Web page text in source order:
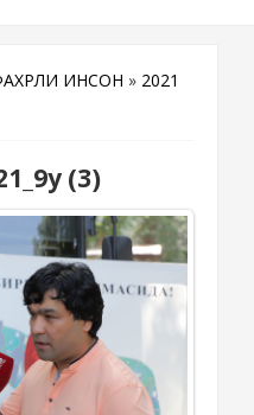
ИНСОН » 2021
(3)